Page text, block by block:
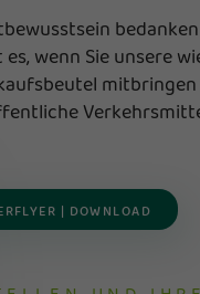
es, wenn Sie unsere
| DOWNLOAD